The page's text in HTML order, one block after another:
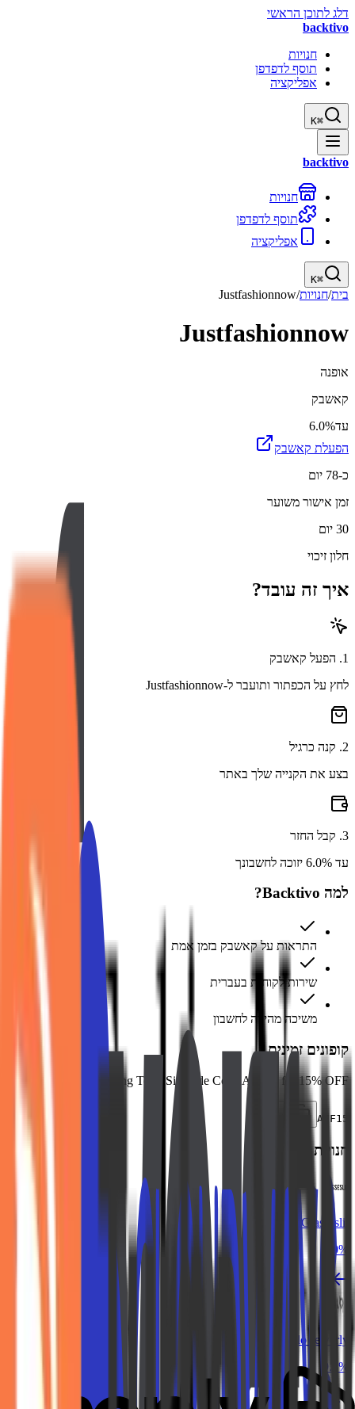
דלג לתוכן הראשי
backtivo
חנויות
תוסף לדפדפן
אפליקציה
⌘
K
backtivo
חנויות
תוסף לדפדפן
אפליקציה
⌘
K
בית/חנויות/
Justfashionnow
Justfashionnow
אופנה
קאשבק
עד6.0%
הפעלת קאשבק
כ-78 יום
זמן אישור משוער
30 יום
חלון זיכוי
איך זה עובד?
1
. הפעל קאשבק
לחץ על הכפתור ותועבר ל-Justfashionnow
2
. קנה כרגיל
בצע את הקנייה שלך באתר
3
. קבל החזר
עד 6.0% יזוכה לחשבונך
למה Backtivo?
התראות על קאשבק בזמן אמת
שירות לקוחות בעברית
משיכה מהירה לחשבון
קופונים זמינים
Long Term Sitewide Code AFF15 for 15% OFF
AFF15
חנויות דומות
Glasseslit
10%
Italo Jewerly
9.3%